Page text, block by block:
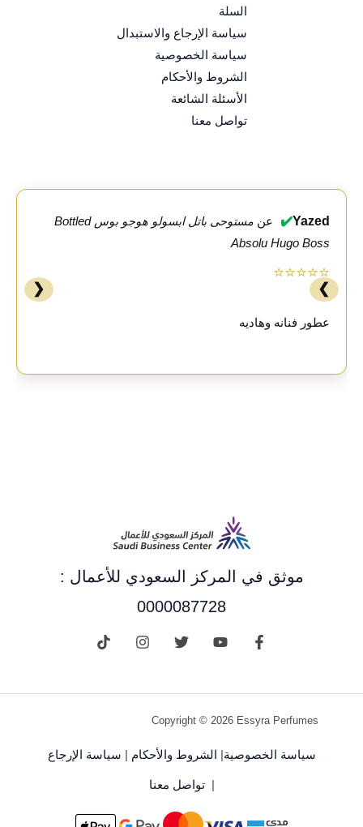
السلة
سياسة الإرجاع والاستبدال
سياسة الخصوصية
الشروط والأحكام
الأسئلة الشائعة
تواصل معنا
Yazed
✔️ عن
مستوحى باتل ابسولو هوجو بوس Bottled
Absolu Hugo Boss
⭐⭐⭐⭐⭐
عطور فنانه وهاديه
❮ ❯
موثق في المركز السعودي للأعمال :
0000087728
Copyright © 2026 Essyra Perfumes
سياسة الخصوصية الشروط والأحكام سياسة الإرجاع
تواصل معنا